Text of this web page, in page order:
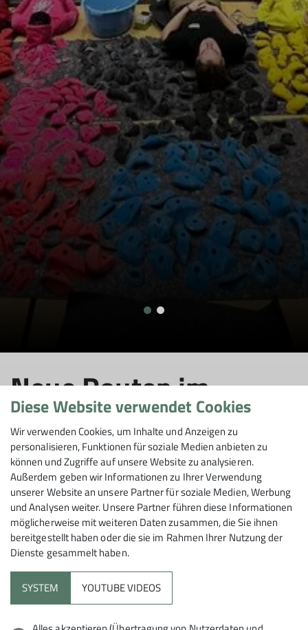
Neue Routen im
Klettertreff
10.12.2025
Gruppen News
Unser Routenschrauber-Team war fleißig und hat
neue interessante Routen geschraubt. Komm vorbei
und überzeuge dich selbst.
Diese Website verwendet Cookies
Wir verwenden Cookies, um Inhalte und Anzeigen zu
personalisieren, Funktionen für soziale Medien anbieten zu
können und Zugriffe auf unsere Website zu analysieren.
Außerdem geben wir Informationen zu Ihrer Verwendung
unserer Website an unsere Partner für soziale Medien, Werbung
und Analysen weiter. Unsere Partner führen diese Informationen
möglicherweise mit weiteren Daten zusammen, die Sie ihnen
bereitgestellt haben oder die sie im Rahmen Ihrer Nutzung der
Dienste gesammelt haben.
SYSTEM YOUTUBE VIDEOS